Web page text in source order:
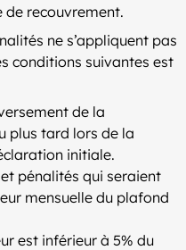
de recouvrement.
ne s’appliquent pas
conditions suivantes est
de la
plus tard lors de la
initiale.
pénalités qui seraient
mensuelle du plafond
est inférieur à 5% du